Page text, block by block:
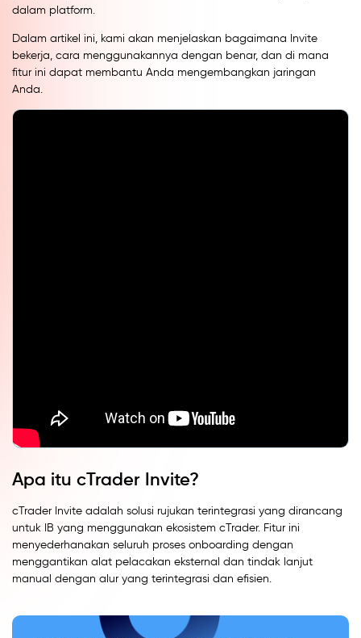
dalam platform.
Dalam artikel ini, kami akan menjelaskan bagaimana Invite
bekerja, cara menggunakannya dengan benar, dan di mana
fitur ini dapat membantu Anda mengembangkan jaringan
Anda.
Apa itu cTrader Invite?
cTrader Invite adalah solusi rujukan terintegrasi yang dirancang
untuk IB yang menggunakan ekosistem cTrader. Fitur ini
menyederhanakan seluruh proses onboarding dengan
menggantikan alat pelacakan eksternal dan tindak lanjut
manual dengan alur yang terintegrasi dan efisien.